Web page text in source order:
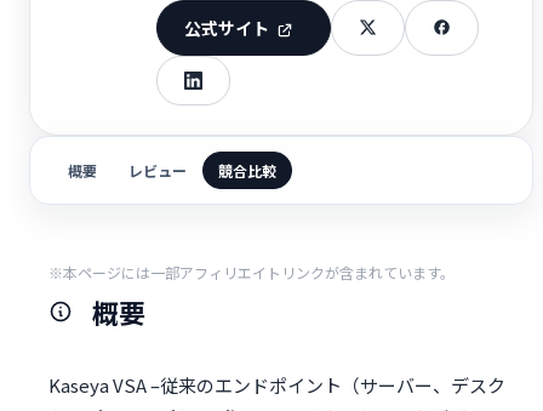
公式サイト
概要 レビュー 競合比較
※本ページには一部アフィリエイトリンクが含まれています。
概要
Kaseya VSA –従来のエンドポイント（サーバー、デスク